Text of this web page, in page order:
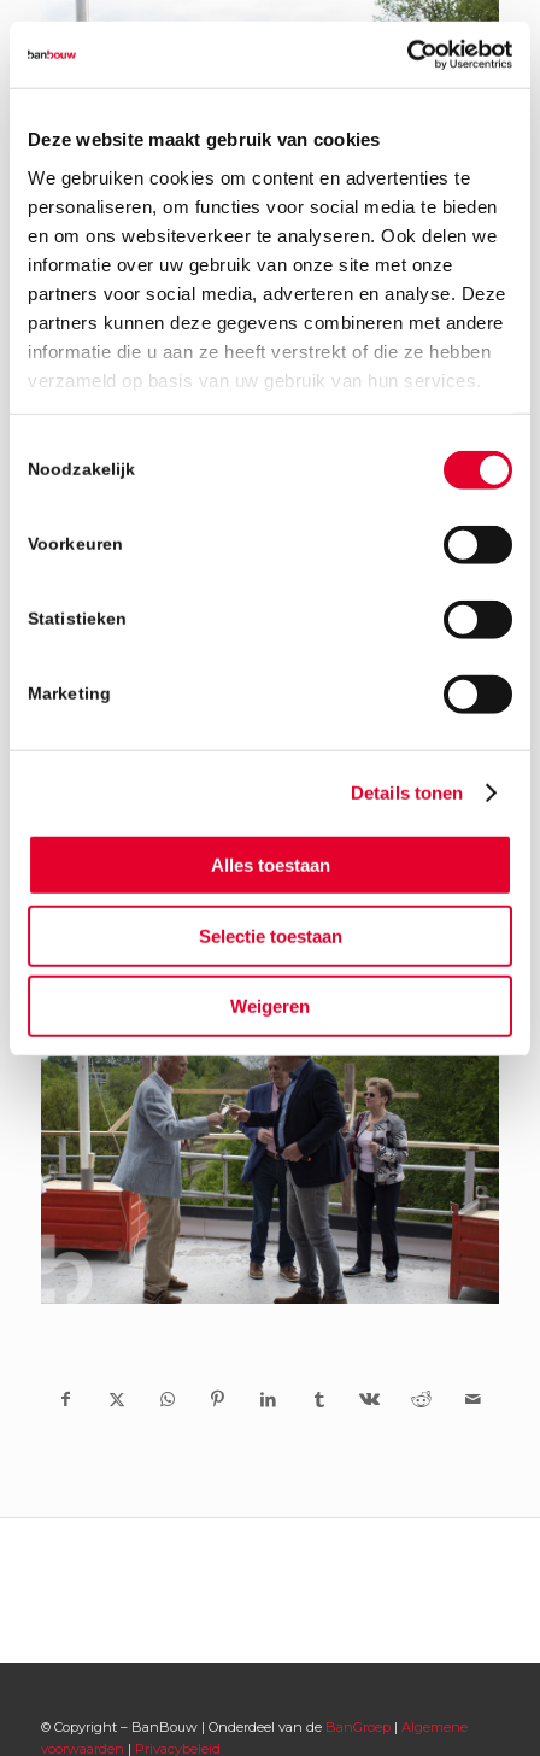
Deze website maakt gebruik van cookies
We gebruiken cookies om content en advertenties te
personaliseren, om functies voor social media te bieden
en om ons websiteverkeer te analyseren. Ook delen we
informatie over uw gebruik van onze site met onze
partners voor social media, adverteren en analyse. Deze
partners kunnen deze gegevens combineren met andere
informatie die u aan ze heeft verstrekt of die ze hebben
verzameld op basis van uw gebruik van hun services.
Noodzakelijk
Voorkeuren
Statistieken
Marketing
Details tonen
Alles toestaan
Selectie toestaan
Weigeren
25 april 2019
Terug naar het nieuwsoverzicht
© Copyright – BanBouw | Onderdeel van de BanGroep| Algemene
voorwaarden | Privacybeleid